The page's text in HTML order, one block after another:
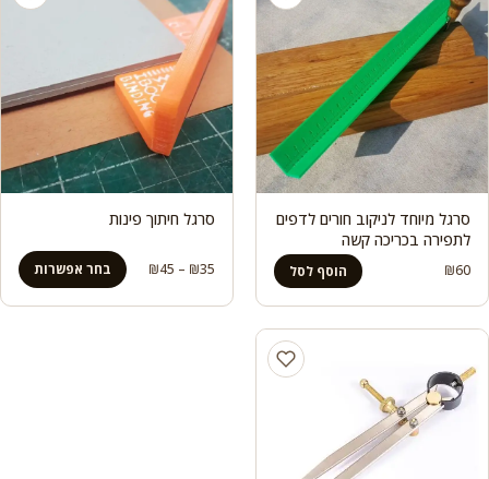
סרגל מיוחד לניקוב חורים לדפים
לתפירה בכריכה קשה
₪60 הוסף לסל
סרגל חיתוך פינות
₪35
–
₪45
מחירים:
בחר אפשרות